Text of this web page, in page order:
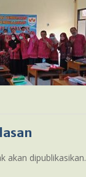
akan dipublikasikan.